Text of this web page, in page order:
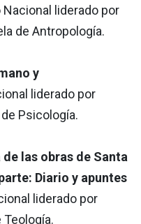
Nacional liderado por
de Antropología.
y
liderado por
Psicología.
las obras de Santa
Diario y apuntes
liderado por
Teología.